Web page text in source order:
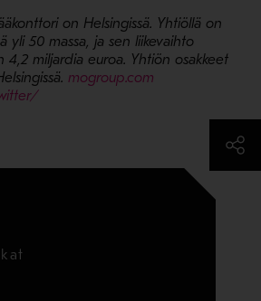
on Helsingissä. Yhtiöllä on
yli 50 massa, ja sen liikevaihto
4,2 miljardia euroa. Yhtiön osakkeet
- Avaa uudessa ikkunassa
mogroup.com
- Avaa uudessa ikkunassa